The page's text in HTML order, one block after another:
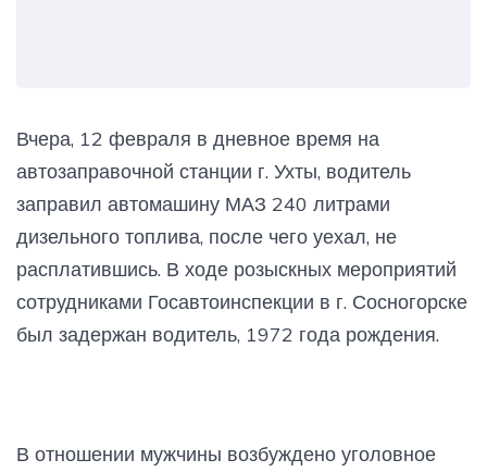
Вчера, 12 февраля в дневное время на
автозаправочной станции г. Ухты, водитель
заправил автомашину МАЗ 240 литрами
дизельного топлива, после чего уехал, не
расплатившись. В ходе розыскных мероприятий
сотрудниками Госавтоинспекции в г. Сосногорске
был задержан водитель, 1972 года рождения.
В отношении мужчины возбуждено уголовное